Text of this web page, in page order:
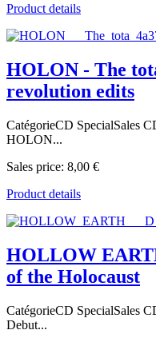
Product details
HOLON - The
revolution edits
CatégorieCD SpecialSales
HOLON...
Sales price: 8,00 €
Product details
HOLLOW
of the Holocaust
CatégorieCD SpecialSales
Debut...